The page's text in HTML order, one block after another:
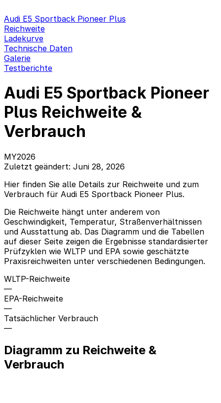
Audi E5 Sportback Pioneer Plus
Reichweite
Ladekurve
Technische Daten
Galerie
Testberichte
Audi E5 Sportback Pioneer
Plus Reichweite &
Verbrauch
MY2026
Zuletzt geändert: Juni 28, 2026
Hier finden Sie alle Details zur Reichweite und zum
Verbrauch für Audi E5 Sportback Pioneer Plus.
Die Reichweite hängt unter anderem von
Geschwindigkeit, Temperatur, Straßenverhältnissen
und Ausstattung ab. Das Diagramm und die Tabellen
auf dieser Seite zeigen die Ergebnisse standardisierter
Prüfzyklen wie WLTP und EPA sowie geschätzte
Praxisreichweiten unter verschiedenen Bedingungen.
WLTP-Reichweite
—
EPA-Reichweite
—
Tatsächlicher Verbrauch
—
Diagramm zu Reichweite &
Verbrauch